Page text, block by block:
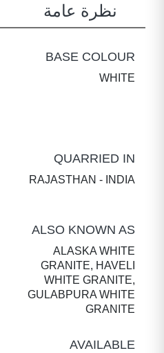
نظرة عامة
BASE COLOUR
WHITE
QUARRIED IN
RAJASTHAN - INDIA
ALSO KNOWN AS
ALASKA WHITE
GRANITE, HAVELI
WHITE GRANITE,
GULABPURA WHITE
GRANITE
AVAILABLE